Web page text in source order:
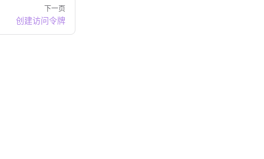
下一页
创建访问令牌